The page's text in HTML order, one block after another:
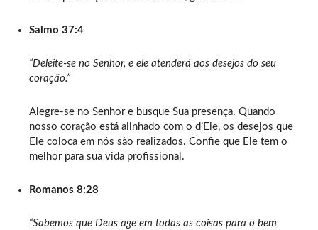
Salmo 37:4
“Deleite-se no Senhor, e ele atenderá aos desejos do seu
coração.”
Alegre-se no Senhor e busque Sua presença. Quando
nosso coração está alinhado com o d’Ele, os desejos que
Ele coloca em nós são realizados. Confie que Ele tem o
melhor para sua vida profissional.
Romanos 8:28
“Sabemos que Deus age em todas as coisas para o bem